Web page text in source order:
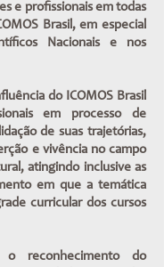
e profissionais em todas
Brasil, em especial
Nacionais e nos
do ICOMOS Brasil
em processo de
de suas trajetórias,
e vivência no campo
atingindo inclusive as
em que a temática
curricular dos cursos
reconhecimento do